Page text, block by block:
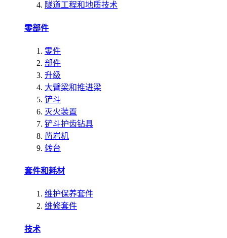
隧道工程和地质技术
零部件
零件
部件
升级
大臂梁和推进梁
铲斗
灭火装置
铲斗护齿钻具
凿岩机
转台
套件和耗材
维护保养套件
维修套件
技术